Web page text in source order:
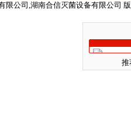
限公司,湖南合信灭菌设备有限公司
推